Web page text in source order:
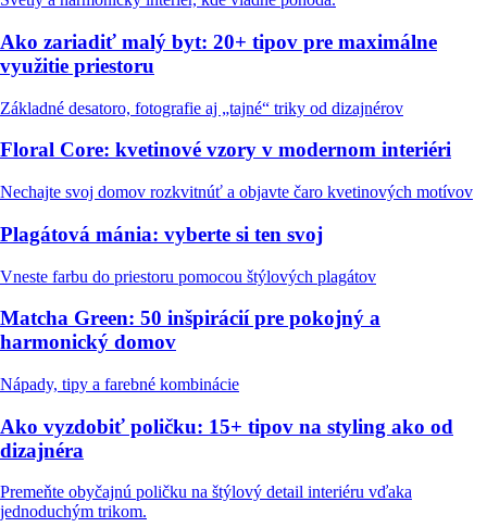
Ako zariadiť malý byt: 20+ tipov pre maximálne
využitie priestoru
Základné desatoro, fotografie aj „tajné“ triky od dizajnérov
Floral Core: kvetinové vzory v modernom interiéri
Nechajte svoj domov rozkvitnúť a objavte čaro kvetinových motívov
Plagátová mánia: vyberte si ten svoj
Vneste farbu do priestoru pomocou štýlových plagátov
Matcha Green: 50 inšpirácií pre pokojný a
harmonický domov
Nápady, tipy a farebné kombinácie
Ako vyzdobiť poličku: 15+ tipov na styling ako od
dizajnéra
Premeňte obyčajnú poličku na štýlový detail interiéru vďaka
jednoduchým trikom.